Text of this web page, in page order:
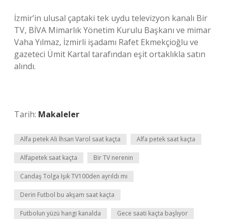
İzmir’in ulusal çaptaki tek uydu televizyon kanalı Bir
TV, BİVA Mimarlık Yönetim Kurulu Başkanı ve mimar
Vaha Yılmaz, İzmirli işadamı Rafet Ekmekçioğlu ve
gazeteci Ümit Kartal tarafından eşit ortaklıkla satın
alındı.
Tarih: Makaleler
Alfa petek Ali İhsan Varol saat kaçta Alfa petek saat kaçta
Alfapetek saat kaçta Bir TV nerenin
Candaş Tolga Işık TV100den ayrıldı mı
Derin Futbol bu akşam saat kaçta
Futbolun yüzü hangi kanalda Gece saati kaçta başlıyor